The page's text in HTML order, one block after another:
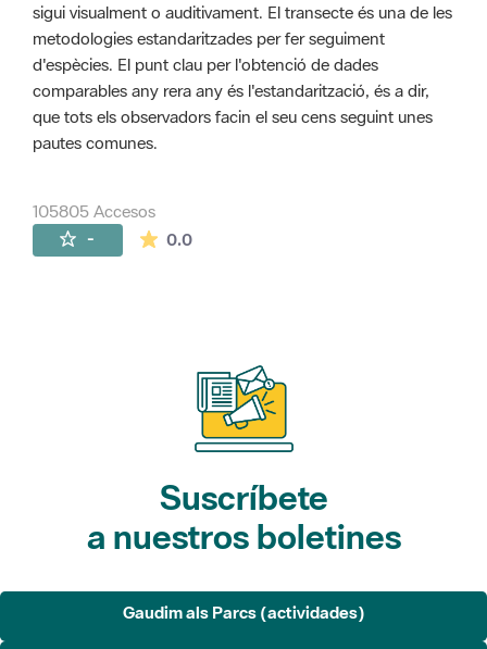
sigui visualment o auditivament. El transecte és una de les
metodologies estandaritzades per fer seguiment
d'espècies. El punt clau per l'obtenció de dades
comparables any rera any és l'estandarització, és a dir,
que tots els observadors facin el seu cens seguint unes
pautes comunes.
105805 Accesos
- 0.0La valoración media es de 0 estrellas de
Suscríbete
a nuestros boletines
Gaudim als Parcs (actividades)